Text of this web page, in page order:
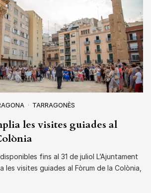
TARRAGONÈS
les visites guiades al
fins al 31 de juliol L’Ajuntament
les visites guiades al Fòrum de la Colònia,